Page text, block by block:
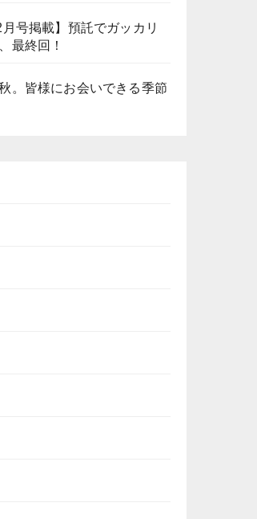
月号掲載】預託でガッカリ
最終回！
。皆様にお会いできる季節